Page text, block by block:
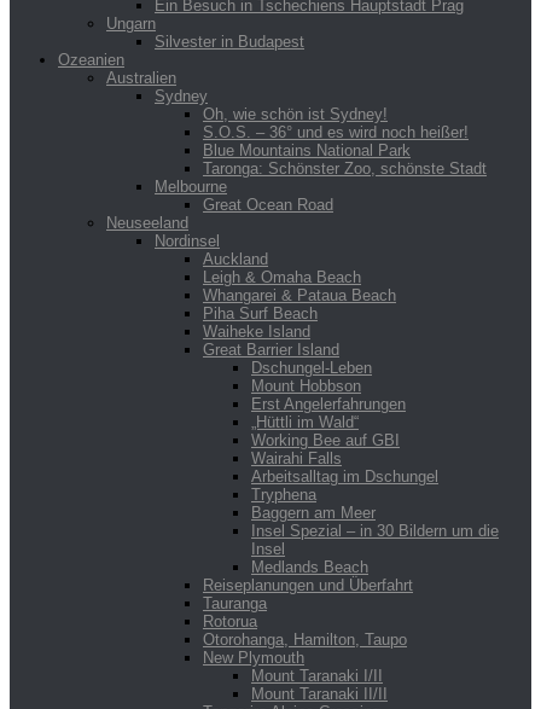
Ein Besuch in Tschechiens Hauptstadt Prag
Ungarn
Silvester in Budapest
Ozeanien
Australien
Sydney
Oh, wie schön ist Sydney!
S.O.S. – 36° und es wird noch heißer!
Blue Mountains National Park
Taronga: Schönster Zoo, schönste Stadt
Melbourne
Great Ocean Road
Neuseeland
Nordinsel
Auckland
Leigh & Omaha Beach
Whangarei & Pataua Beach
Piha Surf Beach
Waiheke Island
Great Barrier Island
Dschungel-Leben
Mount Hobbson
Erst Angelerfahrungen
„Hüttli im Wald“
Working Bee auf GBI
Wairahi Falls
Arbeitsalltag im Dschungel
Tryphena
Baggern am Meer
Insel Spezial – in 30 Bildern um die
Insel
Medlands Beach
Reiseplanungen und Überfahrt
Tauranga
Rotorua
Otorohanga, Hamilton, Taupo
New Plymouth
Mount Taranaki I/II
Mount Taranaki II/II